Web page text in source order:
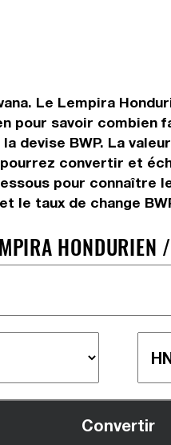
Le Lempira
pour savoir combien
devise BWP. La
convertir et
pour connaître
le taux de change